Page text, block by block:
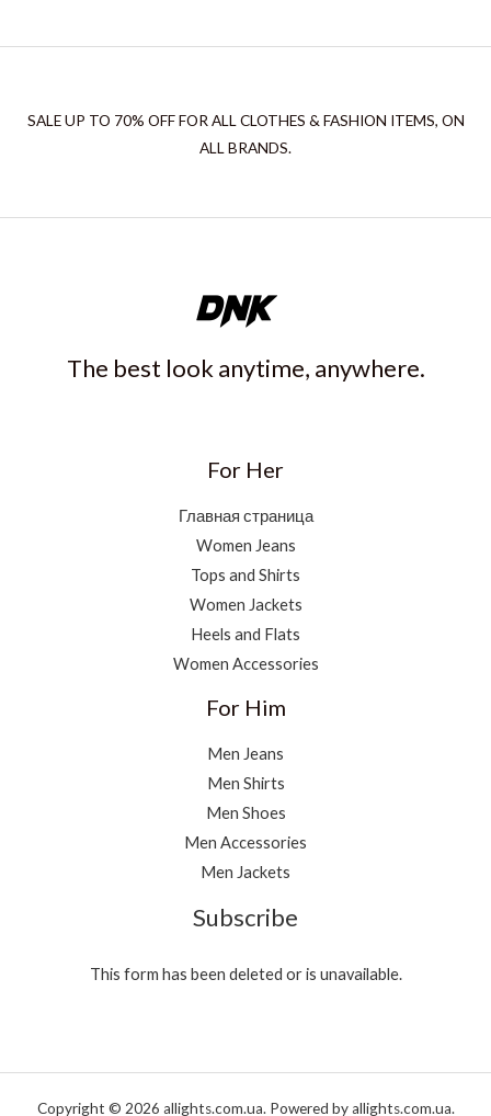
SALE UP TO 70% OFF FOR ALL CLOTHES & FASHION ITEMS, ON
ALL BRANDS.
The best look anytime, anywhere.
For Her
Главная страница
Women Jeans
Tops and Shirts
Women Jackets
Heels and Flats
Women Accessories
For Him
Men Jeans
Men Shirts
Men Shoes
Men Accessories
Men Jackets
Subscribe
This form has been deleted or is unavailable.
Copyright © 2026 allights.com.ua. Powered by allights.com.ua.